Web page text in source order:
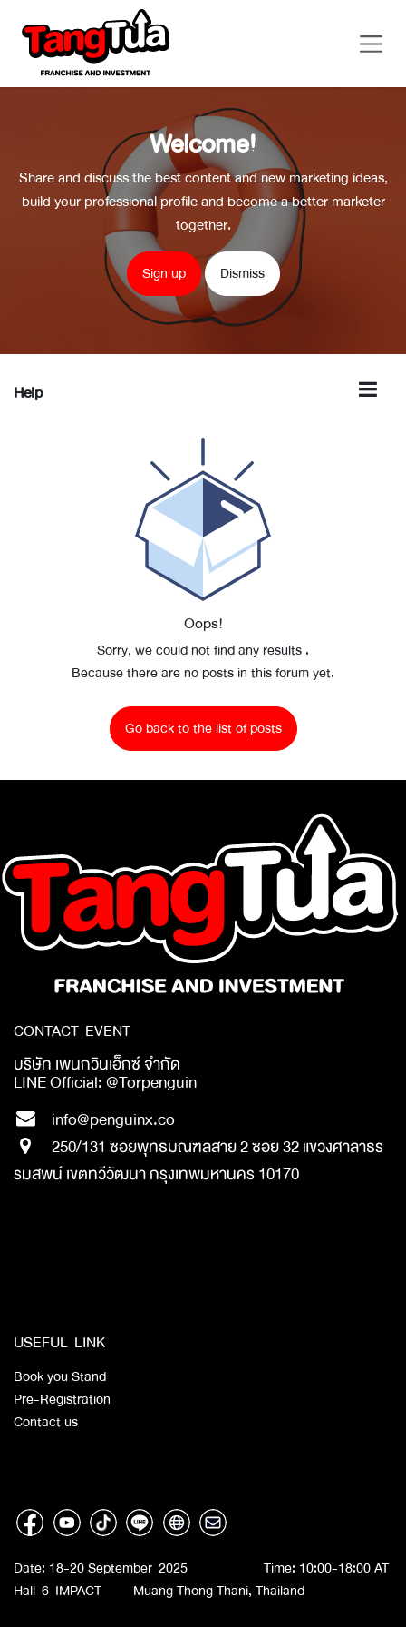
Welcome!
Share and discuss the best content and new marketing ideas,
build your professional profile and become a better marketer
together.
Sign up Dismiss
Help
Oops!
Sorry, we could not find any results.
Because there are no posts in this forum yet.
Go back to the list of posts
CONTACT EVENT
บริษัท เพนกวินเอ็กซ์ จำกัด
LINE Official: @Torpenguin
info@penguinx.co
250/131 ซอยพุทธมณฑลสาย 2 ซอย 32 แขวงศาลาธร
รมสพน์ เขตทวีวัฒนา กรุงเทพมหานคร 10170
USEFUL LINK
Book you Stand
Pre-Registration
Contact us
Date: 18-20 September 2025 Time: 10:00-18:00 AT
Hall 6 IMPACT Muang Thong Thani, Thailand